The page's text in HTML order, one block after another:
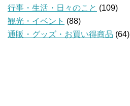
行事・生活・日々のこと (109)
観光・イベント (88)
通販・グッズ・お買い得商品 (64)